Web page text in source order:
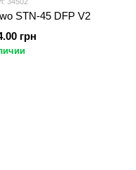
STN-45 DFP V2
грн